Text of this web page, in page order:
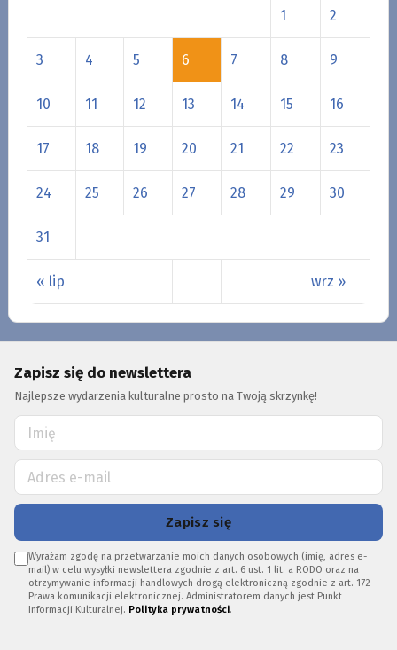
« lip wrz »
1 2
3 4 5 6 7 8 9
10 11 12 13 14 15 16
17 18 19 20 21 22 23
24 25 26 27 28 29 30
31
Zapisz się do newslettera
Najlepsze wydarzenia kulturalne prosto na Twoją skrzynkę!
Zapisz się
Wyrażam zgodę na przetwarzanie moich danych osobowych (imię, adres e-
mail) w celu wysyłki newslettera zgodnie z art. 6 ust. 1 lit. a RODO oraz na
otrzymywanie informacji handlowych drogą elektroniczną zgodnie z art. 172
Prawa komunikacji elektronicznej. Administratorem danych jest Punkt
Informacji Kulturalnej. Polityka prywatności.